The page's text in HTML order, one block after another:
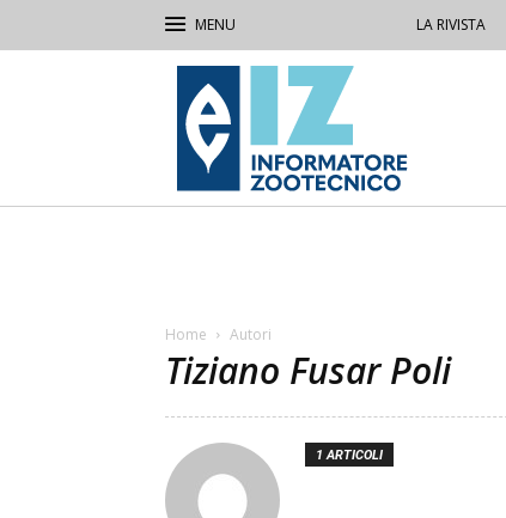
LA RIVISTA
IZ
Informatore
Zootecnico
Home Autori
Tiziano Fusar Poli
1 ARTICOLI